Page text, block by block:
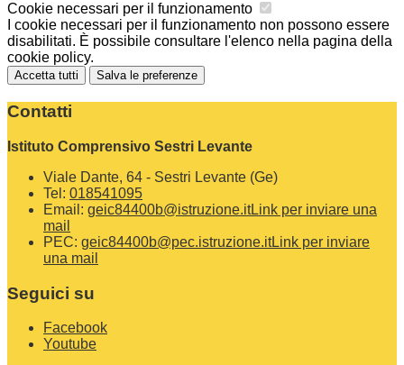
Cookie necessari per il funzionamento
I cookie necessari per il funzionamento non possono essere
disabilitati. È possibile consultare l'elenco nella pagina della
cookie policy.
Accetta tutti Salva le preferenze
Contatti
Istituto Comprensivo Sestri Levante
Viale Dante, 64 - Sestri Levante (Ge)
Tel: 018541095
Email: geic84400b@istruzione.itLink per inviare una
mail
PEC: geic84400b@pec.istruzione.itLink per inviare
una mail
Seguici su
Facebook
Youtube